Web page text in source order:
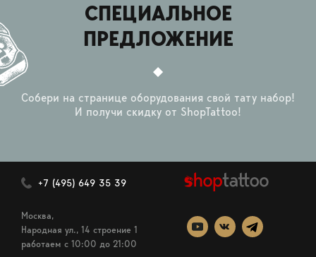
СПЕЦИАЛЬНОЕ
ПРЕДЛОЖЕНИЕ
Собери на странице оборудования свой тату набор!
И получи скидку от ShopTattoo!
+7 (495) 649 35 39
Москва,
Народная ул., 14 строение 1
работаем c 10:00 до 21:00